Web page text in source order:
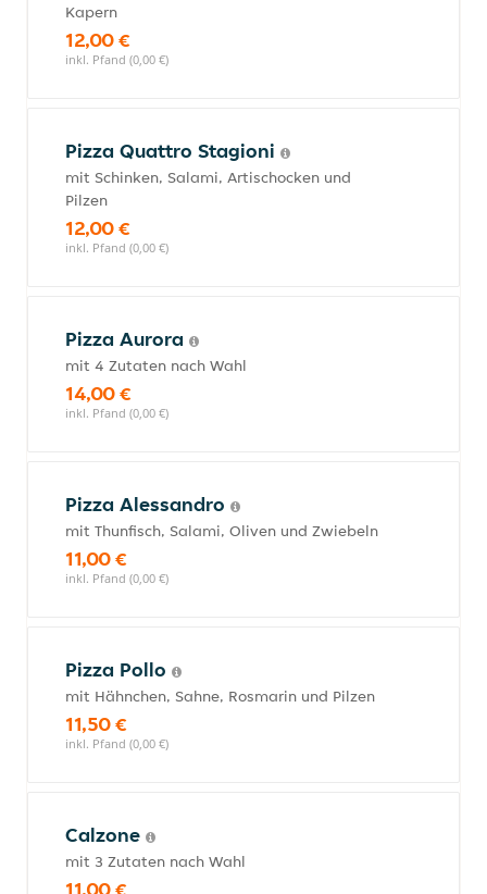
Kapern
12,00 €
inkl. Pfand (0,00 €)
Pizza Quattro Stagioni
mit Schinken, Salami, Artischocken und
Pilzen
12,00 €
inkl. Pfand (0,00 €)
Pizza Aurora
mit 4 Zutaten nach Wahl
14,00 €
inkl. Pfand (0,00 €)
Pizza Alessandro
mit Thunfisch, Salami, Oliven und Zwiebeln
11,00 €
inkl. Pfand (0,00 €)
Pizza Pollo
mit Hähnchen, Sahne, Rosmarin und Pilzen
11,50 €
inkl. Pfand (0,00 €)
Calzone
mit 3 Zutaten nach Wahl